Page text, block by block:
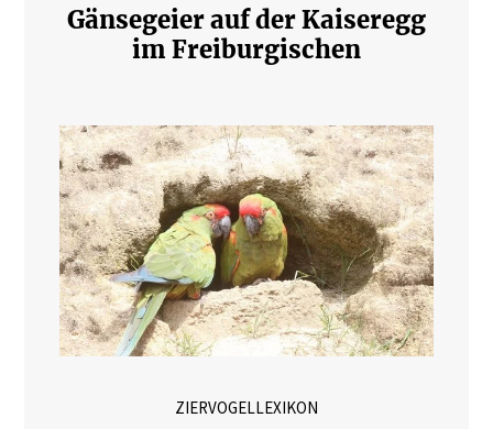
Gänsegeier auf der Kaiseregg
im Freiburgischen
ZIERVOGELLEXIKON